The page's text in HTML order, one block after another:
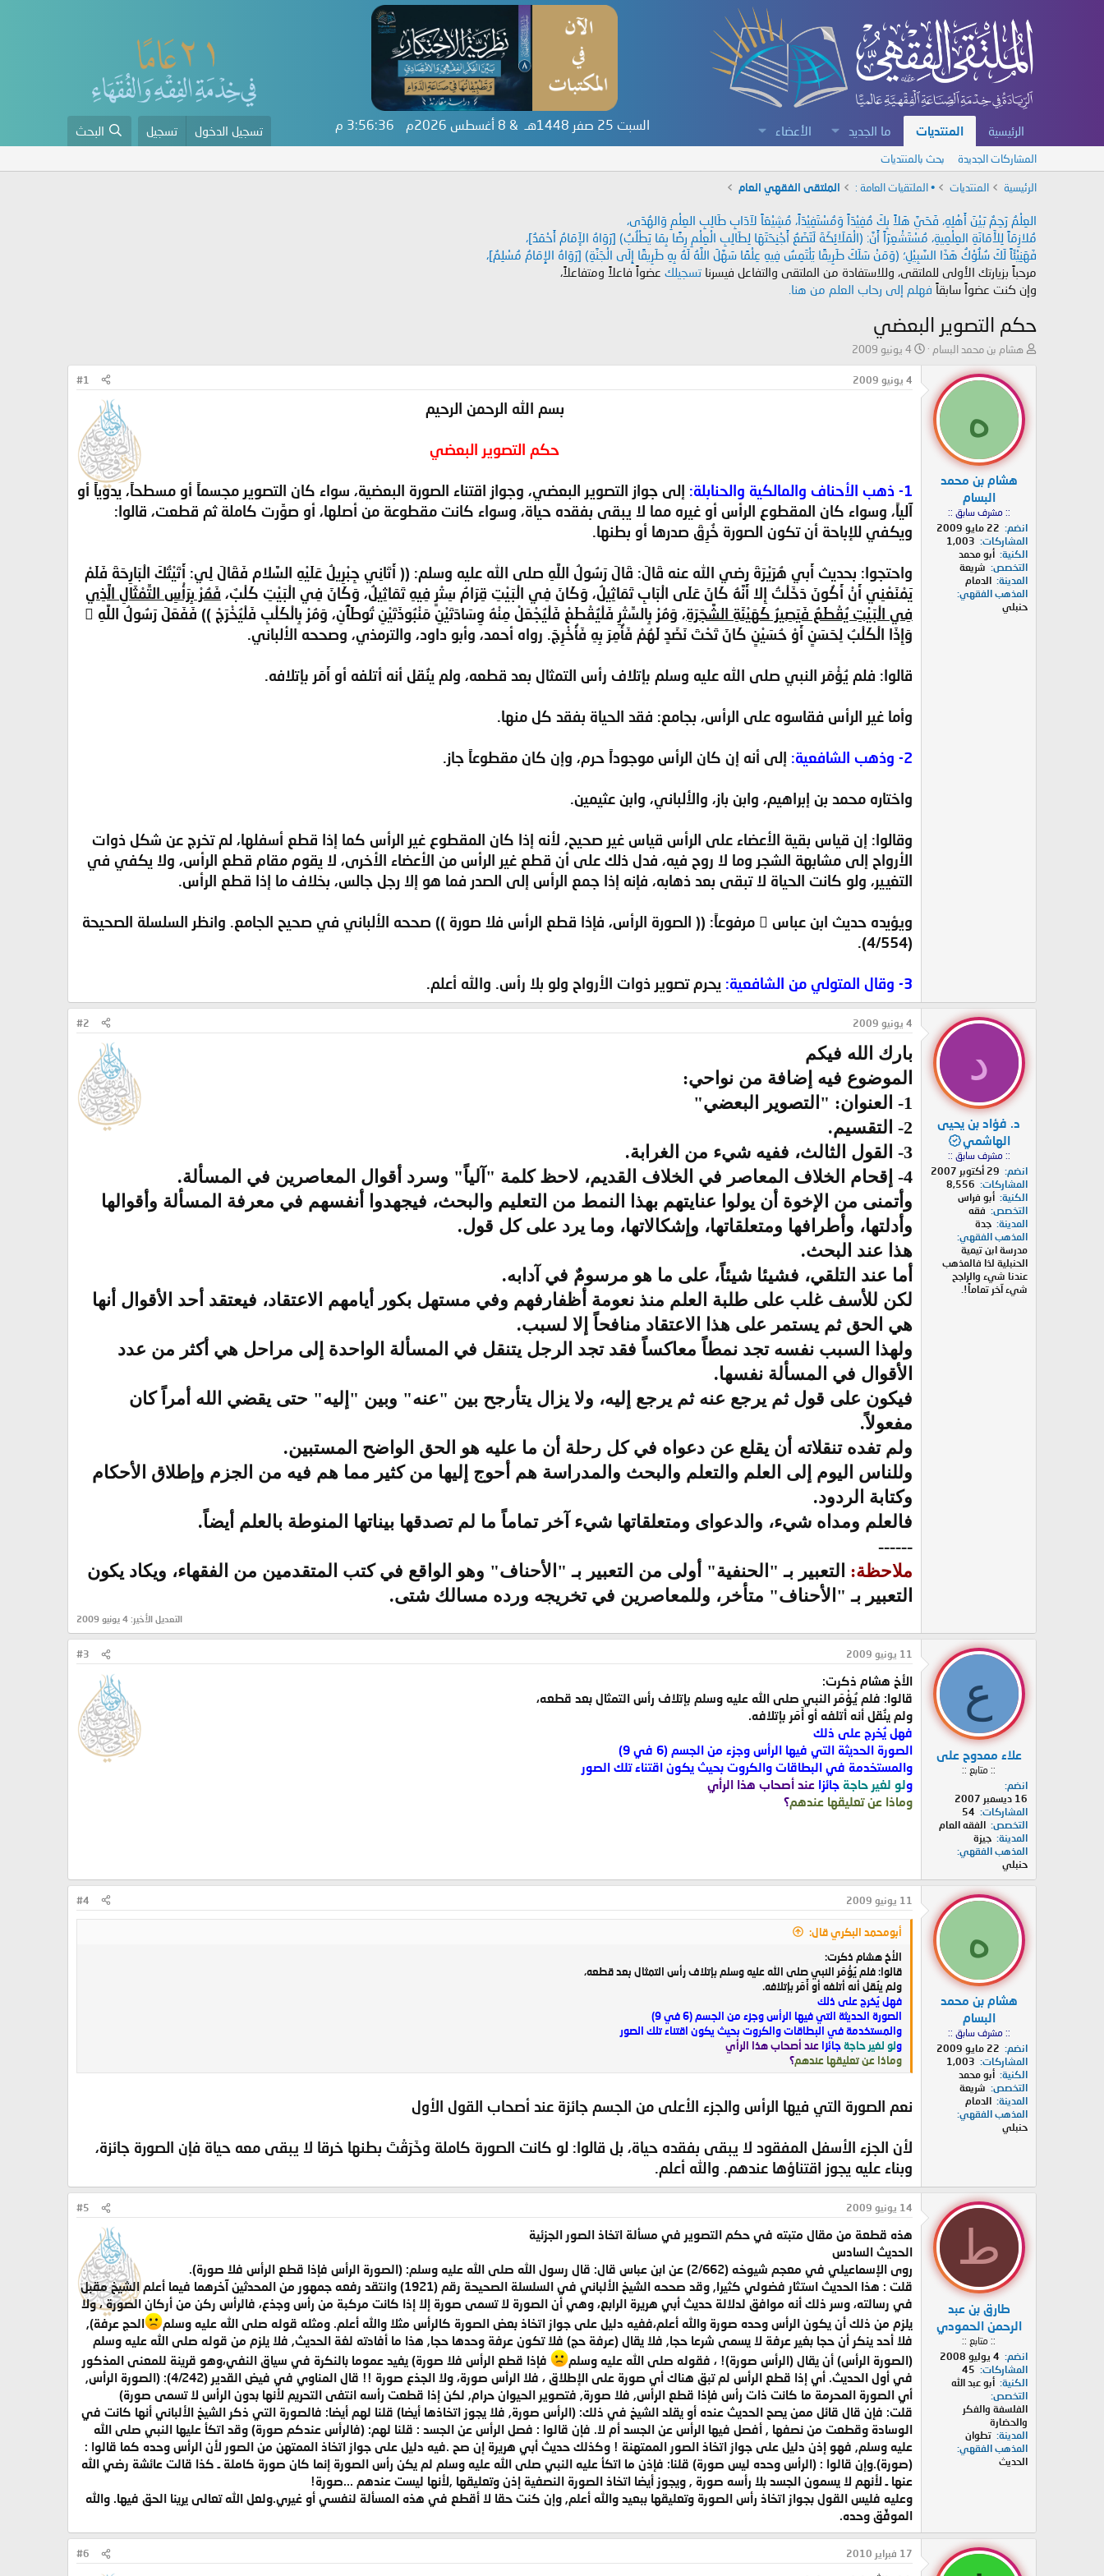
الرئيسية المنتديات ما الجديد الأعضاء السبت 25 صفر 1448هـ & 8 أغسطس 2026م 3:56:37 م تسجيل الدخول تسجيل البحث
المشاركات الجديدة بحث بالمنتديات
الرئيسية المنتديات • الملتقيات العامة : الملتقى الفقهي العام
العِلْمُ رَحِمٌ بَيْنَ أَهْلِهِ، فَحَيَّ هَلاً بِكَ مُفِيْدَاً وَمُسْتَفِيْدَاً، مُشِيْعَاً لآدَابِ طَالِبِ العِلْمِ وَالهُدَى،
مُلازِمَاً لِلأَمَانَةِ العِلْمِيةِ، مُسْتَشْعِرَاً أَنَّ: (الْمَلَائِكَةَ لَتَضَعُ أَجْنِحَتَهَا لِطَالِبِ الْعِلْمِ رِضًا بِمَا يَطْلُبُ) [رَوَاهُ الإَمَامُ أَحْمَدُ]،
فَهَنِيْئَاً لَكَ سُلُوْكُ هَذَا السَّبِيْلِ؛ (وَمَنْ سَلَكَ طَرِيقًا يَلْتَمِسُ فِيهِ عِلْمًا سَهَّلَ اللَّهُ لَهُ بِهِ طَرِيقًا إِلَى الْجَنَّةِ) [رَوَاهُ الإِمَامُ مُسْلِمٌ]،
مرحباً بزيارتك الأولى للملتقى، وللاستفادة من الملتقى والتفاعل فيسرنا تسجيلك عضواً فاعلاً ومتفاعلاً،
وإن كنت عضواً سابقاً فهلم إلى رحاب العلم من هنا.
حكم التصوير البعضي
ب
ئ
ا
ل
م
و
هشام بن محمد البسام
ت
ا
ر
ي
4 يونيو 2009
ه
هشام بن محمد
البسام
:: مشرف سابق ::
انضم
22 مايو 2009
المشاركات
1,003
الكنية أبو محمد
التخصص
شريعة
المدينة الدمام
المذهب الفقهي
حنبلي
4 يونيو 2009 #1
بسم الله الرحمن الرحيم
حكم التصوير البعضي
1- ذهب الأحناف والمالكية والحنابلة:
إلى جواز التصوير البعضي، وجواز اقتناء الصورة البعضية، سواء كان التصوير مجسماً أو مسطحاً، يدوياً أو
آلياً، وسواء كان المقطوع الرأس أو غيره مما لا يبقى بفقده حياة، وسواء كانت مقطوعة من أصلها، أو صوِّرت كاملة ثم قطعت، قالوا:
ويكفي للإباحة أن تكون الصورة خُرِقَ صدرها أو بطنها.
واحتجوا: بحديث أَبي هُرَيْرَةَ رضي الله عنه قَالَ: قَالَ رَسُولُ اللَّهِ صلى الله عليه وسلم: (( أَتَانِي جِبْرِيلُ عَلَيْهِ السَّلام فَقَالَ لِي: أَتَيْتُكَ الْبَارِحَةَ فَلَمْ
يَمْنَعْنِي أَنْ أَكُونَ دَخَلْتُ إِلا أَنَّهُ كَانَ عَلَى الْبَابِ تَمَاثِيلُ، وَكَانَ فِي الْبَيْتِ قِرَامُ سِتْرٍ فِيهِ تَمَاثِيلُ، وَكَانَ فِي الْبَيْتِ كَلْبٌ، فَمُرْ بِرَأْسِ التِّمْثَالِ الَّذِي
فِي الْبَيْتِ يُقْطَعُ فَيَصِيرُ كَهَيْئَةِ الشَّجَرَةِ
، وَمُرْ بِالسِّتْرِ فَلْيُقْطَعْ فَلْيُجْعَلْ مِنْهُ وِسَادَتَيْنِ مَنْبُوذَتَيْنِ تُوطَآَنِ، وَمُرْ بِالْكَلْبِ فَلْيُخْرَجْ )) فَفَعَلَ رَسُولُ اللَّهِ 
وَإِذَا الْكَلْبُ لِحَسَنٍ أَوْ حُسَيْنٍ كَانَ تَحْتَ نَضَدٍ لَهُمْ فَأُمِرَ بِهِ فَأُخْرِجَ. رواه أحمد، وأبو داود، والترمذي، وصححه الألباني.
قالوا: فلم يُؤْمَر النبي صلى الله عليه وسلم بإتلاف رأس التمثال بعد قطعه، ولم ينُقل أنه أتلفه أو أَمَر بإتلافه.
وأما غير الرأس فقاسوه على الرأس، بجامع: فقد الحياة بفقد كل منها.
2- وذهب الشافعية: إلى أنه إن كان الرأس موجوداً حرم، وإن كان مقطوعاً جاز.
واختاره محمد بن إبراهيم، وابن باز، والألباني، وابن عثيمين.
وقالوا: إن قياس بقية الأعضاء على الرأس قياس غير صحيح، لأنه إذا كان المقطوع غير الرأس كما إذا قطع أسفلها، لم تخرج عن شكل ذوات
الأرواح إلى مشابهة الشجر وما لا روح فيه، فدل ذلك على أن قطع غير الرأس من الأعضاء الأخرى، لا يقوم مقام قطع الرأس، ولا يكفي في
التغيير، ولو كانت الحياة لا تبقى بعد ذهابه، فإنه إذا جمع الرأس إلى الصدر فما هو إلا رجل جالس، بخلاف ما إذا قطع الرأس.
ويؤيده حديث ابن عباس  مرفوعاً: (( الصورة الرأس، فإذا قطع الرأس فلا صورة )) صححه الألباني في صحيح الجامع. وانظر السلسلة الصحيحة
(4/554).
3- وقال المتولي من الشافعية: يحرم تصوير ذوات الأرواح ولو بلا رأس. والله أعلم.
د
د. فؤاد بن يحيى
الهاشمي
:: مشرف سابق ::
انضم
29 أكتوبر 2007
المشاركات
8,556
الكنية أبو فراس
التخصص
فقه
المدينة جدة
المذهب الفقهي
مدرسة ابن تيمية
الحنبلية لذا فالمذهب
عندنا شيء والراجح
شيء آخر تماماً!.
4 يونيو 2009 #2
بارك الله فيكم
الموضوع فيه إضافة من نواحي:
1- العنوان: "التصوير البعضي"
2- التقسيم.
3- القول الثالث، ففيه شيء من الغرابة.
4- إقحام الخلاف المعاصر في الخلاف القديم، لاحظ كلمة "آلياً" وسرد أقوال المعاصرين في المسألة.
وأتمنى من الإخوة أن يولوا عنايتهم بهذا النمط من التعليم والبحث، فيجهدوا أنفسهم في معرفة المسألة وأقوالها
وأدلتها، وأطرافها ومتعلقاتها، وإشكالاتها، وما يرد على كل قول.
هذا عند البحث.
أما عند التلقي، فشيئا شيئاً، على ما هو مرسومٌ في آدابه.
لكن للأسف غلب على طلبة العلم منذ نعومة أظفارفهم وفي مستهل بكور أيامهم الاعتقاد، فيعتقد أحد الأقوال أنها
هي الحق ثم يستمر على هذا الاعتقاد منافحاً إلا لسبب.
ولهذا السبب نفسه تجد نمطاً معاكساً فقد تجد الرجل يتنقل في المسألة الواحدة إلى مراحل هي أكثر من عدد
الأقوال في المسألة نفسها.
فيكون على قول ثم يرجع عنه ثم يرجع إليه، ولا يزال يتأرجح بين "عنه" وبين "إليه" حتى يقضي الله أمراً كان
مفعولاً.
ولم تفده تنقلاته أن يقلع عن دعواه في كل رحلة أن ما عليه هو الحق الواضح المستبين.
وللناس اليوم إلى العلم والتعلم والبحث والمدراسة هم أحوج إليها من كثير مما هم فيه من الجزم وإطلاق الأحكام
وكتابة الردود.
فالعلم ومداه شيء، والدعواى ومتعلقاتها شيء آخر تماماً ما لم تصدقها بيناتها المنوطة بالعلم أيضاً.
------
ملاحظة: التعبير بـ "الحنفية" أولى من التعبير بـ "الأحناف" وهو الواقع في كتب المتقدمين من الفقهاء، ويكاد يكون
التعبير بـ "الأحناف" متأخر، وللمعاصرين في تخريجه ورده مسالك شتى.
التعديل الأخير: 4 يونيو 2009
ع
علاء ممدوح على
:: متابع ::
انضم
16 ديسمبر 2007
المشاركات
54
التخصص الفقه العام
المدينة جيزة
المذهب الفقهي
حنبلي
11 يونيو 2009 #3
الأخ هشام ذكرت:
قالوا: فلم يُؤْمَر النبي صلى الله عليه وسلم بإتلاف رأس التمثال بعد قطعه،
ولم ينُقل أنه أتلفه أو أَمَر بإتلافه.
فهل يُخرج على ذلك
الصورة الحديثة التي فيها الرأس وجزء من الجسم (6 في 9)
والمستخدمة في البطاقات والكروت بحيث يكون اقتناء تلك الصور
ولو لغير حاجة جائزا عند أصحاب هذا الرأي
وماذا عن تعليقها عندهم؟
ه
هشام بن محمد
البسام
:: مشرف سابق ::
انضم
22 مايو 2009
المشاركات
1,003
الكنية أبو محمد
التخصص
شريعة
المدينة الدمام
المذهب الفقهي
حنبلي
11 يونيو 2009 #4
أبومحمد البكري قال:
الأخ هشام ذكرت:
قالوا: فلم يُؤْمَر النبي صلى الله عليه وسلم بإتلاف رأس التمثال بعد قطعه،
ولم ينُقل أنه أتلفه أو أَمَر بإتلافه.
فهل يُخرج على ذلك
الصورة الحديثة التي فيها الرأس وجزء من الجسم (6 في 9)
والمستخدمة في البطاقات والكروت بحيث يكون اقتناء تلك الصور
ولو لغير حاجةجائزا عند أصحاب هذا الرأي
وماذا عن تعليقها عندهم؟
نعم الصورة التي فيها الرأس والجزء الأعلى من الجسم جائزة عند أصحاب القول الأول
لأن الجزء الأسفل المفقود لا يبقى بفقده حياة، بل قالوا: لو كانت الصورة كاملة وخَرَقْتَ بطنها خرقا لا يبقى معه حياة فإن الصورة جائزة،
وبناء عليه يجوز اقتناؤها عندهم. والله أعلم.
ط
طارق بن عبد
الرحمن الحمودي
:: متابع ::
انضم
4 يوليو 2008
المشاركات
45
الكنية أبو عبد الله
التخصص
الفلسفة والفكر
والحضارة
المدينة تطوان
المذهب الفقهي
الحديث
14 يونيو 2009 #5
هذه قطعة من مقال متبته في حكم التصوير في مسألة اتخاذ الصور الجزئية
الحديث السادس
روى الإسماعيلي في معجم شيوخه (2/662) عن ابن عباس قال: قال رسول الله صلى الله عليه وسلم: (الصورة الرأس فإذا قطع الرأس فلا صورة).
قلت : هذا الحديث استثار فضولي كثيرا, وقد صححه الشيخ الألباني في السلسلة الصحيحة رقم (1921) وانتقد رفعه جمهور من المحدثين آخرهما فيما أعلم الشيخ مقبل
في رسالته، وسر ذلك أنه موافق لدلالة حديث أبي هريرة الرابع، وهي أن الصورة لا تسمى صورة إلا إذا كانت مركبة من رأس وجذع، فالرأس ركن من أركان الصورة ، ولا
يلزم من ذلك أن يكون الرأس وحده صورة والله أعلم،ففيه دليل على جواز اتخاذ بعض الصورة كالرأس مثلا والله أعلم. ومثله قوله صلى الله عليه وسلم
الحج عرفة),
فلا أحد ينكر أن حجا بغير عرفة لا يسمى شرعا حجا, فلا يقال (عرفة حج) فلا تكون عرفة وحدها حجا, هذا ما أفادته لغة الحديث, فلا يلزم من قوله صلى الله عليه وسلم
(الصورة الرأس) أن يقال (الرأس صورة)! ، فقوله صلى الله عليه وسلم
فإذا قطع الرأس فلا صورة) يفيد عموما بالنكرة في سياق النفي،وهو قرينة للمعنى المذكور
في أول الحديث. أي إذا قطع الرأس لم تبق هناك أي صورة على الإطلاق ، فلا الرأس صورة، ولا الجذع صورة !! قال المناوي في فيض القدير (4/242): (الصورة الرأس,
أي الصورة المحرمة ما كانت ذات رأس فإذا قطع الرأس, فلا صورة, فتصوير الحيوان حرام, لكن إذا قطعت رأسه انتفى التحريم لأنها بدون الرأس لا تسمى صورة)
قلت: فإن قال قائل ممن يصح الحديث عنده أو يقلد الشيخ في ذلك: (الرأس صورة, فلا يجوز اتخاذها أيضا) قلنا لهم أيضا: فالصورة التي ذكر الشيخ الألباني أنها كانت في
الوسادة وقطعت من نصفها , أفصل فيها الرأس عن الجسد أم لا. فإن قالوا : فصل الرأس عن الجسد : قلنا لهم: (فالرأس عندكم صورة) وقد اتكأ عليها النبي صلى الله
عليه وسلم, فهو إذن دليل على جواز اتخاذ الصور الممتهنة ! وكذلك حديث أبي هريرة إن صح .فيه دليل على جواز اتخاذ الممتهن من الصور لأن الرأس وحده كما قالوا :
(صورة).وإن قالوا : (الرأس وحده ليس صورة) قلنا: فإذن ما اتكأ عليه النبي صلى الله عليه وسلم لم يكن رأس الصورة إنما كان صورة كاملة ـ كذا قالت عائشة رضي الله
عنها ـ لأنهم لا يسمون الجسد بلا رأسه صورة , ويجوز أيضا اتخاذ الصورة النصفية إذن وتعليقها ,لأنها ليست عندهم ...صورة!
وعليه فليس القول بجواز اتخاذ رأس الصورة وتعليقها ببعيد والله أعلم, وإن كنت حقا لا أقطع في هذه المسألة لنفسي أو غيري.ولعل الله تعالى يرينا الحق فيها. والله
الموفِّق وحده.
17 فبراير 2010 #6